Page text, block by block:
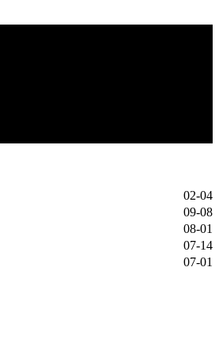
02-04
09-08
08-01
07-14
07-01